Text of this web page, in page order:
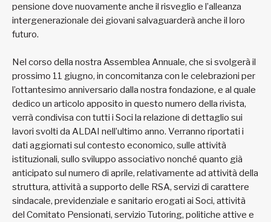
pensione dove nuovamente anche il risveglio e l’alleanza
intergenerazionale dei giovani salvaguarderà anche il loro
futuro.
Nel corso della nostra Assemblea Annuale, che si svolgerà il
prossimo 11 giugno, in concomitanza con le celebrazioni per
l’ottantesimo anniversario dalla nostra fondazione, e al quale
dedico un articolo apposito in questo numero della rivista,
verrà condivisa con tutti i Soci la relazione di dettaglio sui
lavori svolti da ALDAI nell’ultimo anno. Verranno riportati i
dati aggiornati sul contesto economico, sulle attività
istituzionali, sullo sviluppo associativo nonché quanto già
anticipato sul numero di aprile, relativamente ad attività della
struttura, attività a supporto delle RSA, servizi di carattere
sindacale, previdenziale e sanitario erogati ai Soci, attività
del Comitato Pensionati, servizio Tutoring, politiche attive e